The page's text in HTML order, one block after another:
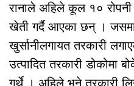
रानाले अहिले कूल १० रोपनी
खेती गर्दै आएका छन् ।
खुर्सानीलगायत तरकारी
उत्पादित तरकारी डोकोमा
गर्थे । अहिले भने तरकारी